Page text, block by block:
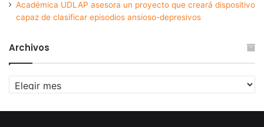
Académica UDLAP asesora un proyecto que creará dispositivo
capaz de clasificar episodios ansioso-depresivos
Archivos
Archivos